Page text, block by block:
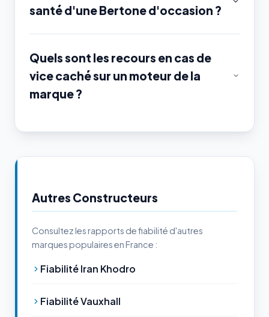
santé d'une Bertone d'occasion ?
Quels sont les recours en cas de
vice caché sur un moteur de la
marque ?
Autres Constructeurs
Consultez les rapports de fiabilité d'autres
marques populaires en France :
Fiabilité Iran Khodro
Fiabilité Vauxhall